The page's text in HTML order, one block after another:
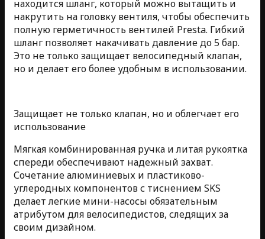
находится шланг, который можно вытащить и
накрутить на головку вентиля, чтобы обеспечить
полную герметичность вентилей Presta. Гибкий
шланг позволяет накачивать давление до 5 бар.
Это не только защищает велосипедный клапан,
но и делает его более удобным в использовании.
Защищает не только клапан, но и облегчает его
использование
Мягкая комбинированная ручка и литая рукоятка
спереди обеспечивают надежный захват.
Сочетание алюминиевых и пластиково-
углеродных компонентов с тиснением SKS
делает легкие мини-насосы обязательным
атрибутом для велосипедистов, следящих за
своим дизайном.